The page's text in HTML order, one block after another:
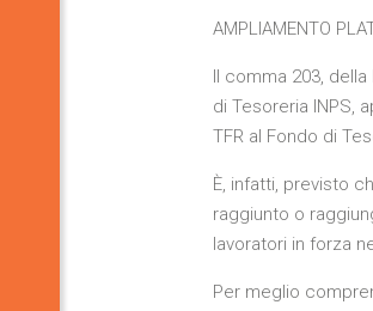
AMPLIAMENTO
Il comma 203,
di Tesoreria INPS,
TFR al Fondo di
È, infatti, previsto
raggiunto o
lavoratori in forza
Per meglio